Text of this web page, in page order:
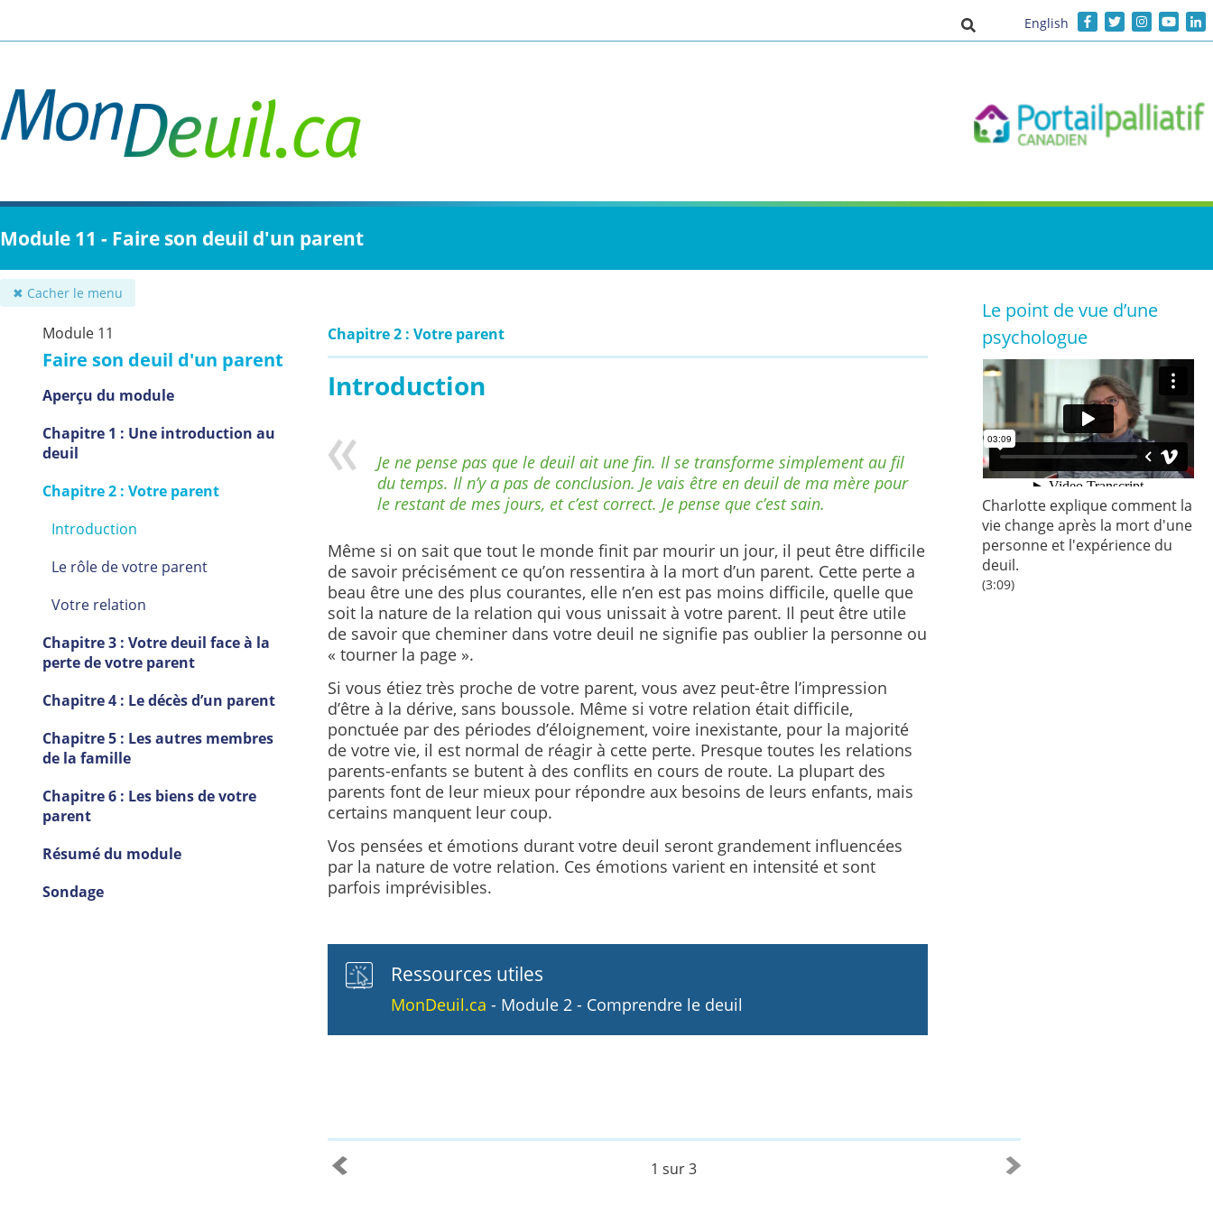
contenu
Activer/désactiver la saisie de
English
Module 11 - Faire son deuil d'un parent
✖ Cacher le menu
Module 11
Faire son deuil d'un parent
Aperçu du module
Chapitre 1 : Une introduction au
deuil
Chapitre 2 : Votre parent
Introduction
Le rôle de votre parent
Votre relation
Chapitre 3 : Votre deuil face à la
perte de votre parent
Chapitre 4 : Le décès d’un parent
Chapitre 5 : Les autres membres
de la famille
Chapitre 6 : Les biens de votre
parent
Résumé du module
Sondage
Chapitre 2 : Votre parent
Introduction
Je ne pense pas que le deuil ait une fin. Il se transforme simplement au fil
du temps. Il n’y a pas de conclusion. Je vais être en deuil de ma mère pour
le restant de mes jours, et c’est correct. Je pense que c’est sain.
Même si on sait que tout le monde finit par mourir un jour, il peut être difficile
de savoir précisément ce qu’on ressentira à la mort d’un parent. Cette perte a
beau être une des plus courantes, elle n’en est pas moins difficile, quelle que
soit la nature de la relation qui vous unissait à votre parent. Il peut être utile
de savoir que cheminer dans votre deuil ne signifie pas oublier la personne ou
« tourner la page ».
Si vous étiez très proche de votre parent, vous avez peut-être l’impression
d’être à la dérive, sans boussole. Même si votre relation était difficile,
ponctuée par des périodes d’éloignement, voire inexistante, pour la majorité
de votre vie, il est normal de réagir à cette perte. Presque toutes les relations
parents-enfants se butent à des conflits en cours de route. La plupart des
parents font de leur mieux pour répondre aux besoins de leurs enfants, mais
certains manquent leur coup.
Vos pensées et émotions durant votre deuil seront grandement influencées
par la nature de votre relation. Ces émotions varient en intensité et sont
parfois imprévisibles.
Ressources utiles
MonDeuil.ca - Module 2 - Comprendre le deuil
Le point de vue d’une
psychologue
Charlotte explique comment la
vie change après la mort d'une
personne et l'expérience du
deuil.
(3:09)
1 sur 3